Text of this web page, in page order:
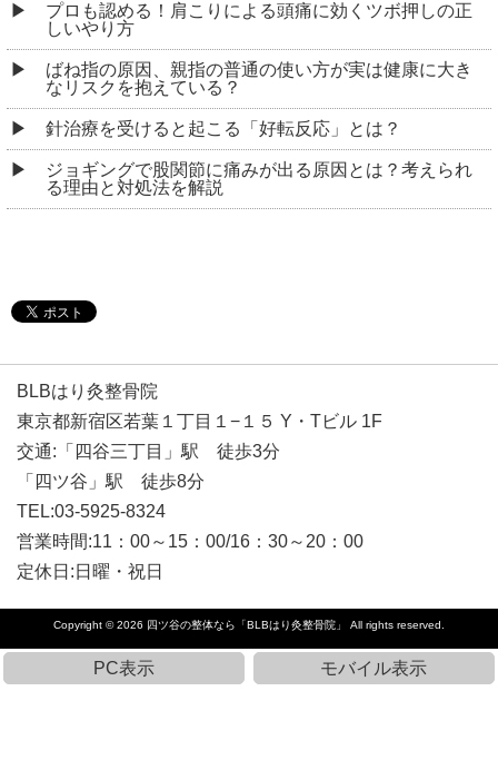
プロも認める！肩こりによる頭痛に効くツボ押しの正
しいやり方
ばね指の原因、親指の普通の使い方が実は健康に大き
なリスクを抱えている？
針治療を受けると起こる「好転反応」とは？
ジョギングで股関節に痛みが出る原因とは？考えられ
る理由と対処法を解説
BLBはり灸整骨院
東京都新宿区若葉１丁目１−１５ Y・Tビル 1F
交通:「四谷三丁目」駅 徒歩3分
「四ツ谷」駅 徒歩8分
TEL:03-5925-8324
営業時間:11：00～15：00/16：30～20：00
定休日:日曜・祝日
Copyright © 2026 四ツ谷の整体なら「BLBはり灸整骨院」 All rights reserved.
PC表示 モバイル表示